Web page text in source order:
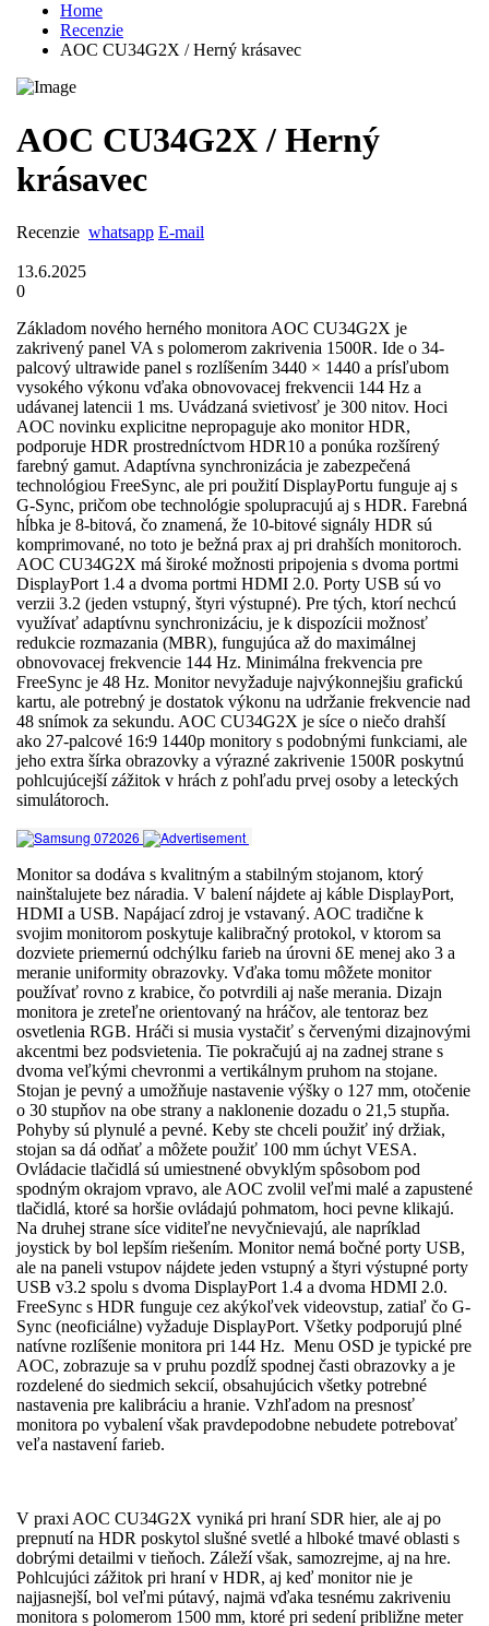
Home
Recenzie
AOC CU34G2X / Herný krásavec
AOC CU34G2X / Herný
krásavec
Recenzie whatsapp E-mail
13.6.2025
0
Základom nového herného monitora AOC CU34G2X je
zakrivený panel VA s polomerom zakrivenia 1500R. Ide o 34-
palcový ultrawide panel s rozlíšením 3440 × 1440 a prísľubom
vysokého výkonu vďaka obnovovacej frekvencii 144 Hz a
udávanej latencii 1 ms. Uvádzaná svietivosť je 300 nitov. Hoci
AOC novinku explicitne nepropaguje ako monitor HDR,
podporuje HDR prostredníctvom HDR10 a ponúka rozšírený
farebný gamut. Adaptívna synchronizácia je zabezpečená
technológiou FreeSync, ale pri použití DisplayPortu funguje aj s
G-Sync, pričom obe technológie spolupracujú aj s HDR. Farebná
hĺbka je 8-bitová, čo znamená, že 10-bitové signály HDR sú
komprimované, no toto je bežná prax aj pri drahších monitoroch.
AOC CU34G2X má široké možnosti pripojenia s dvoma portmi
DisplayPort 1.4 a dvoma portmi HDMI 2.0. Porty USB sú vo
verzii 3.2 (jeden vstupný, štyri výstupné). Pre tých, ktorí nechcú
využívať adaptívnu synchronizáciu, je k dispozícii možnosť
redukcie rozmazania (MBR), fungujúca až do maximálnej
obnovovacej frekvencie 144 Hz. Minimálna frekvencia pre
FreeSync je 48 Hz. Monitor nevyžaduje najvýkonnejšiu grafickú
kartu, ale potrebný je dostatok výkonu na udržanie frekvencie nad
48 snímok za sekundu. AOC CU34G2X je síce o niečo drahší
ako 27-palcové 16:9 1440p monitory s podobnými funkciami, ale
jeho extra šírka obrazovky a výrazné zakrivenie 1500R poskytnú
pohlcujúcejší zážitok v hrách z pohľadu prvej osoby a leteckých
simulátoroch.
Monitor sa dodáva s kvalitným a stabilným stojanom, ktorý
nainštalujete bez náradia. V balení nájdete aj káble DisplayPort,
HDMI a USB. Napájací zdroj je vstavaný. AOC tradične k
svojim monitorom poskytuje kalibračný protokol, v ktorom sa
dozviete priemernú odchýlku farieb na úrovni δE menej ako 3 a
meranie uniformity obrazovky. Vďaka tomu môžete monitor
používať rovno z krabice, čo potvrdili aj naše merania. Dizajn
monitora je zreteľne orientovaný na hráčov, ale tentoraz bez
osvetlenia RGB. Hráči si musia vystačiť s červenými dizajnovými
akcentmi bez podsvietenia. Tie pokračujú aj na zadnej strane s
dvoma veľkými chevronmi a vertikálnym pruhom na stojane.
Stojan je pevný a umožňuje nastavenie výšky o 127 mm, otočenie
o 30 stupňov na obe strany a naklonenie dozadu o 21,5 stupňa.
Pohyby sú plynulé a pevné. Keby ste chceli použiť iný držiak,
stojan sa dá odňať a môžete použiť 100 mm úchyt VESA.
Ovládacie tlačidlá sú umiestnené obvyklým spôsobom pod
spodným okrajom vpravo, ale AOC zvolil veľmi malé a zapustené
tlačidlá, ktoré sa horšie ovládajú pohmatom, hoci pevne klikajú.
Na druhej strane síce viditeľne nevyčnievajú, ale napríklad
joystick by bol lepším riešením. Monitor nemá bočné porty USB,
ale na paneli vstupov nájdete jeden vstupný a štyri výstupné porty
USB v3.2 spolu s dvoma DisplayPort 1.4 a dvoma HDMI 2.0.
FreeSync s HDR funguje cez akýkoľvek video­vstup, zatiaľ čo G-
Sync (neoficiálne) vyžaduje DisplayPort. Všetky podporujú plné
natívne rozlíšenie monitora pri 144 Hz. Menu OSD je typické pre
AOC, zobrazuje sa v pruhu pozdĺž spodnej časti obrazovky a je
rozdelené do siedmich sekcií, obsahujúcich všetky potrebné
nastavenia pre kalibráciu a hranie. Vzhľadom na presnosť
monitora po vybalení však pravdepodobne nebudete potrebovať
veľa nastavení farieb.
V praxi AOC CU34G2X vyniká pri hraní SDR hier, ale aj po
prepnutí na HDR poskytol slušné svetlé a hlboké tmavé oblasti s
dobrými detailmi v tieňoch. Záleží však, samozrejme, aj na hre.
Pohlcujúci zážitok pri hraní v HDR, aj keď monitor nie je
najjasnejší, bol veľmi pútavý, najmä vďaka tesnému zakriveniu
monitora s polomerom 1500 mm, ktoré pri sedení približne meter